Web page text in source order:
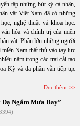
tập những bút ký cá nhân,
vật Việt Nam đã có những
nghệ thuật và khoa học.
hóa và chính trị của miền
vật. Phần lớn những người
Nam thất thủ vào tay lực
năm trong các trại cải tạo
Kỳ và đa phần vẫn tiếp tục
Đọc thêm
Ngắm Mưa Bay”